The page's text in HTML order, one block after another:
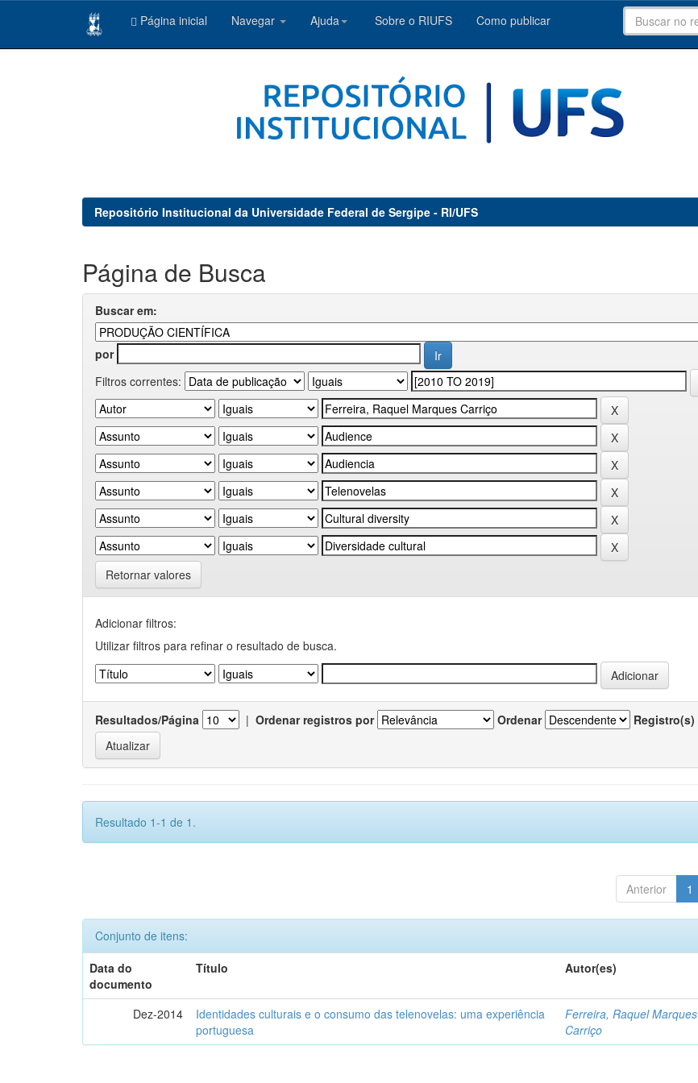
Página inicial Navegar Ajuda Sobre o RIUFS Como publicar
Repositório Institucional da Universidade Federal de Sergipe - RI/UFS
Página de Busca
Buscar em:
por
Filtros correntes:
Retornar valores
Adicionar filtros:
Utilizar filtros para refinar o resultado de busca.
Resultados/Página | Ordenar registros por Ordenar Registro(s)
Resultado 1-1 de 1.
Anterior 1
Conjunto de itens:
Data do
documento
Título Autor(es)
Dez-2014
Identidades culturais e o consumo das telenovelas: uma experiência
portuguesa
Ferreira, Raquel Marques
Carriço